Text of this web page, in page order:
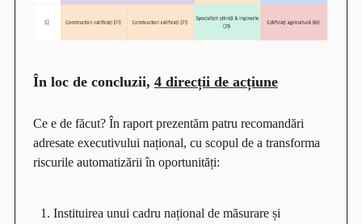
În loc de concluzii, 4 direcții de acțiune
Ce e de făcut? În raport prezentăm patru recomandări
adresate executivului național, cu scopul de a transforma
riscurile automatizării în oportunități:
Instituirea unui cadru național de măsurare și